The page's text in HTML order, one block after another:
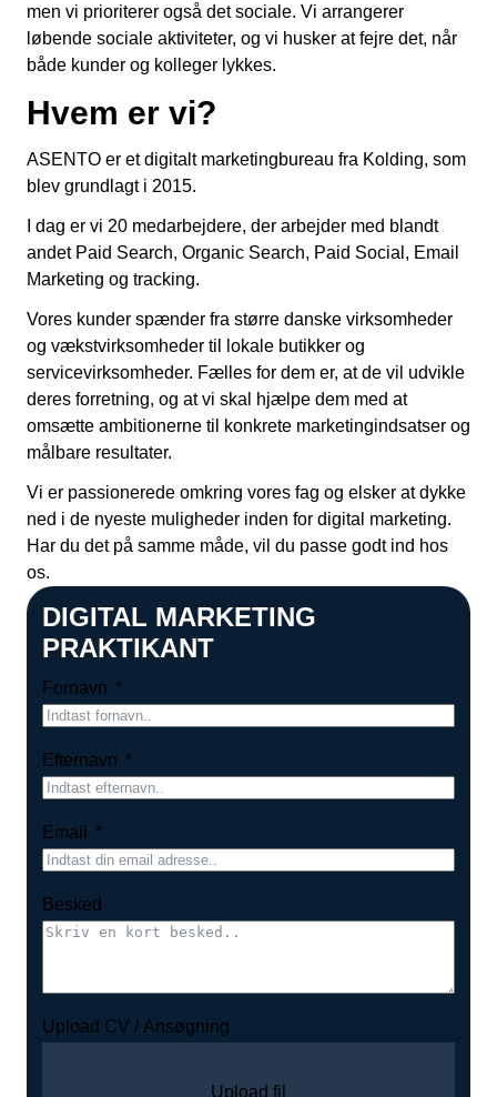
men vi prioriterer også det sociale. Vi arrangerer
løbende sociale aktiviteter, og vi husker at fejre det, når
både kunder og kolleger lykkes.
Hvem er vi?
ASENTO er et digitalt marketingbureau fra Kolding, som
blev grundlagt i 2015.
I dag er vi 20 medarbejdere, der arbejder med blandt
andet Paid Search, Organic Search, Paid Social, Email
Marketing og tracking.
Vores kunder spænder fra større danske virksomheder
og vækstvirksomheder til lokale butikker og
servicevirksomheder. Fælles for dem er, at de vil udvikle
deres forretning, og at vi skal hjælpe dem med at
omsætte ambitionerne til konkrete marketingindsatser og
målbare resultater.
Vi er passionerede omkring vores fag og elsker at dykke
ned i de nyeste muligheder inden for digital marketing.
Har du det på samme måde, vil du passe godt ind hos
os.
DIGITAL MARKETING
PRAKTIKANT
Fornavn
Efternavn
Email
Besked
Upload CV / Ansøgning
Upload fil